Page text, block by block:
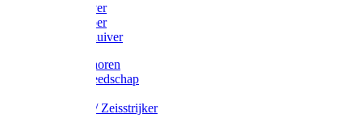
Mestschuiver
Mestschraper
Sneeuwschuiver
Zeis toebehoren
Baggergereedschap
Wetstenen / Zeisstrijker